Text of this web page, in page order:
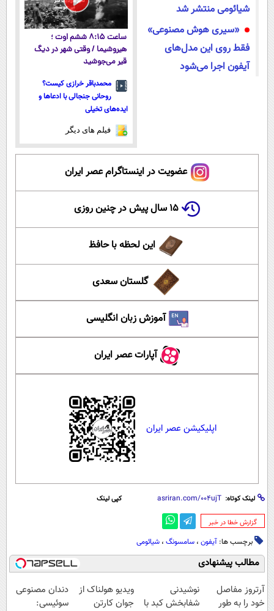
شیائومی منتشر شد
«سیری هوش مصنوعی»
فقط روی این مدل‌های
آیفون اجرا می‌شود
ساعت ۸:۱۵ ششم اوت ؛
هیروشیما / وقتی شهر در دیگ
قیر می‌جوشید
محمدباقر خرازی کیست؟
روحانی جنجالی با ادعاها و
ایده‌های تخیلی
فیلم های دیگر
عضویت در اینستاگرام عصر ایران
۱۵ سال پیش در چنین روزی
این لحظه با حافظ
گلستان سعدی
آموزش زبان انگلیسی
آپارات عصر ایران
اپلیکیشن عصر ایران
لینک کوتاه: کپی لینک
‌گزارش خطا در خبر
برچسب ها: آیفون ، سامسونگ ، شیائومی
مطالب پیشنهادی
آرتروز مفاصل
خود را به طور
نوشیدنی
شفابخش کبد با
ویدیو هولناک از
جوان کارتن
دندان مصنوعی
سوئیسی: